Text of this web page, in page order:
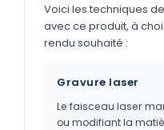
Voici les techniques
avec ce produit, à
rendu souhaité :
Gravure laser
Le faisceau laser
ou modifiant la